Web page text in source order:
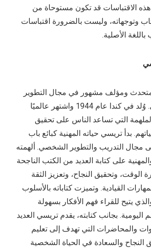
الاقتباسات قد تكون مستوحاة من
وتوجهاته، وليست بالضرورة اقتباسات
الأصلية.
متحدث ومؤلف مشهور في مجال التطوير
الشخصي والإداري. وُلد في كندا عام 1944 واشتهر عالميًا
التي تساعد الناس على تحقيق
بدأ تريسي حياته المهنية كبائع باب
مجال التدريب والتطوير الشخصي. ألهمته
على كتابة العديد من الكتب الناجحة
الوقت، وتحقيق النجاح، وتعزيز الثقة
القيادية. وتميزت كتاباته بالأسلوب
يتيح للقراء فهم الأفكار بسهولة
اليومية. بجانب كتابته، يقدم تريسي العديد
والمحاضرات التي تهدف إلى تعليم
النجاح والسعادة في الحياة الشخصية